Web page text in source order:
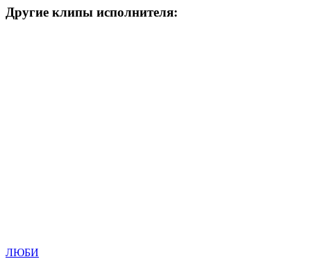
Другие клипы исполнителя:
ЛЮБИ